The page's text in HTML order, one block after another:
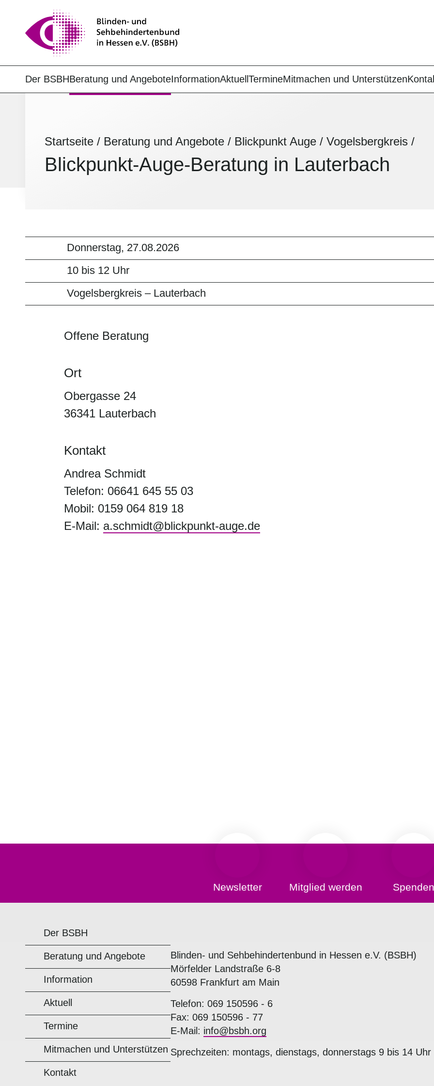
Der BSBHBeratung und AngeboteInformationAktuell TermineMitmachen und Unterstützen
Startseite / Beratung und Angebote / Blickpunkt Auge / Vogelsbergkreis /
Blickpunkt-Auge-Beratung in Lauterbach
Donnerstag, 27.08.2026
10 bis 12 Uhr
Vogelsbergkreis – Lauterbach
Offene Beratung
Ort
Obergasse 24
36341 Lauterbach
Kontakt
Andrea Schmidt
Telefon: 06641 645 55 03
Mobil: 0159 064 819 18
E-Mail: a.schmidt@blickpunkt-auge.de
Newsletter Mitglied werden Spenden
Der BSBH
Beratung und Angebote
Information
Aktuell
Termine
Mitmachen und Unterstützen
Kontakt
Blinden- und Sehbehindertenbund in Hessen e.V. (BSBH)
Mörfelder Landstraße 6-8
60598 Frankfurt am Main
Telefon: 069 150596 - 6
Fax: 069 150596 - 77
E-Mail: info@bsbh.org
Sprechzeiten: montags, dienstags, donnerstags 9 bis 14 Uhr